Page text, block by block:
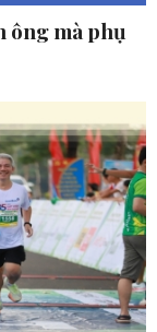
ông mà phụ